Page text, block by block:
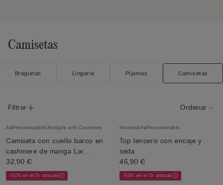
Camisetas
Braguitas Lingerie Pijamas Camisetas
Filtrar Ordenar
PersonalizableUltralight with Cashmere
Camiseta con cuello barco en
cashmere de manga Lar...
32,90 €
-50% en el 3r artículo
Novedad Personalizable
Top lencero con encaje y
seda
45,90 €
-50% en el 3r artículo